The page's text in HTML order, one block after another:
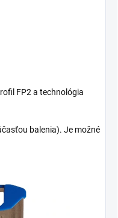
FP2 a technológia
balenia). Je možné